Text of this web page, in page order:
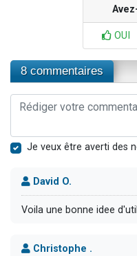
OUI
8 commentaires
Je veux être averti des
David O.
Voila une bonne idee
Christophe .